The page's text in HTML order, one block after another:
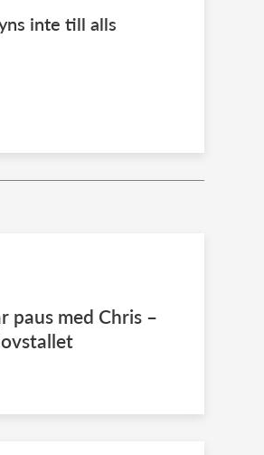
inte till alls
paus med Chris –